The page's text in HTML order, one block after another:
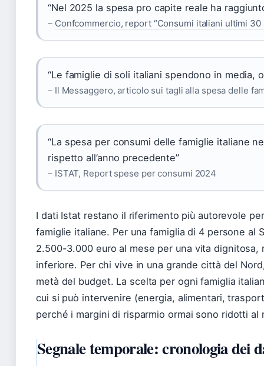
“Nel 2025 la spesa pro capite reale ha
– Confcommercio, report “Consumi italiani ultimi 30
“Le famiglie di soli italiani spendono in media,
– Il Messaggero, articolo sui tagli alla spesa delle
“La spesa per consumi delle famiglie italiane
rispetto all’anno precedente”
– ISTAT, Report spese per consumi 2024
I dati Istat restano il riferimento più autorevole
famiglie italiane. Per una famiglia di 4 persone al
2.500-3.000 euro al mese per una vita
inferiore. Per chi vive in una grande città del
metà del budget. La scelta per ogni famiglia
cui si può intervenire (energia, alimentari,
perché i margini di risparmio ormai sono ridotti al
Segnale temporale: cronologia dei